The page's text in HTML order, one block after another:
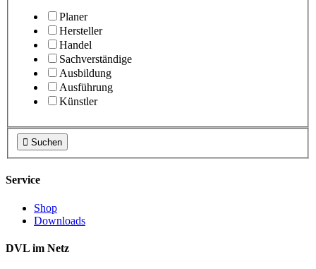
Planer
Hersteller
Handel
Sachverständige
Ausbildung
Ausführung
Künstler
 Suchen
Service
Shop
Downloads
DVL im Netz